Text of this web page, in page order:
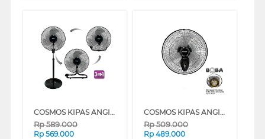
COSMOS KIPAS ANGIN INDUSTRI INDUSTRIAL FAN SIF-1804SN
Rp589.000
Rp 569.000
COSMOS KIPAS ANGIN INDUSTRI INDUSTRIAL FAN WIF-1803PS
Rp509.000
Rp 489.000